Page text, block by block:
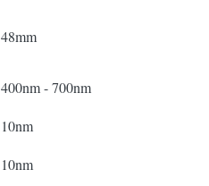
48mm
400nm - 700nm
10nm
10nm